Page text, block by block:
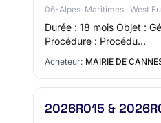
06-Alpes-Maritimes · West
Durée : 18 mois Objet :
Procédure : Procédu…
Acheteur: MAIRIE DE
2026R015 &